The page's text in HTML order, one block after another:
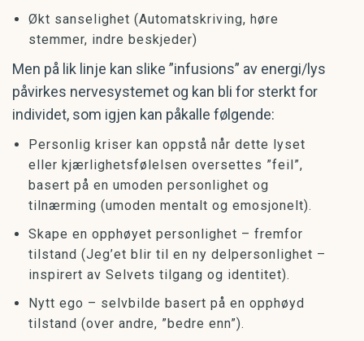
Økt sanselighet (Automatskriving, høre
stemmer, indre beskjeder)
Men på lik linje kan slike ”infusions” av energi/lys
påvirkes nervesystemet og kan bli for sterkt for
individet, som igjen kan påkalle følgende:
Personlig kriser kan oppstå når dette lyset
eller kjærlighetsfølelsen oversettes ”feil”,
basert på en umoden personlighet og
tilnærming (umoden mentalt og emosjonelt).
Skape en opphøyet personlighet – fremfor
tilstand (Jeg’et blir til en ny delpersonlighet –
inspirert av Selvets tilgang og identitet).
Nytt ego – selvbilde basert på en opphøyd
tilstand (over andre, ”bedre enn”).